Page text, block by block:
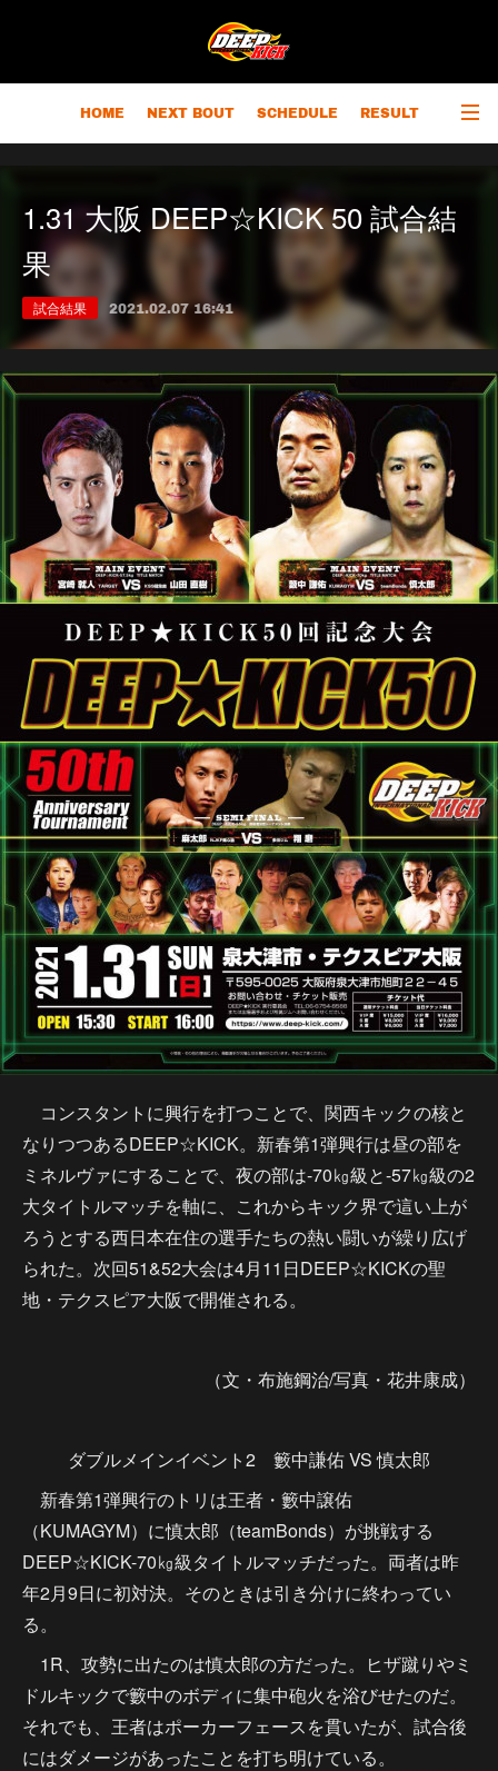
HOME NEXT BOUT SCHEDULE RESULT
1.31 大阪 DEEP☆KICK 50 試合結
果
試合結果 2021.02.07 16:41
コンスタントに興行を打つことで、関西キックの核と
なりつつあるDEEP☆KICK。新春第1弾興行は昼の部を
ミネルヴァにすることで、夜の部は-70㎏級と-57㎏級の2
大タイトルマッチを軸に、これからキック界で這い上が
ろうとする西日本在住の選手たちの熱い闘いが繰り広げ
られた。次回51&52大会は4月11日DEEP☆KICKの聖
地・テクスピア大阪で開催される。
（文・布施鋼治/写真・花井康成）
ダブルメインイベント2 籔中謙佑 VS 慎太郎
新春第1弾興行のトリは王者・籔中譲佑
（KUMAGYM）に慎太郎（teamBonds）が挑戦する
DEEP☆KICK-70㎏級タイトルマッチだった。両者は昨
年2月9日に初対決。そのときは引き分けに終わってい
る。
1R、攻勢に出たのは慎太郎の方だった。ヒザ蹴りやミ
ドルキックで籔中のボディに集中砲火を浴びせたのだ。
それでも、王者はポーカーフェースを貫いたが、試合後
にはダメージがあったことを打ち明けている。